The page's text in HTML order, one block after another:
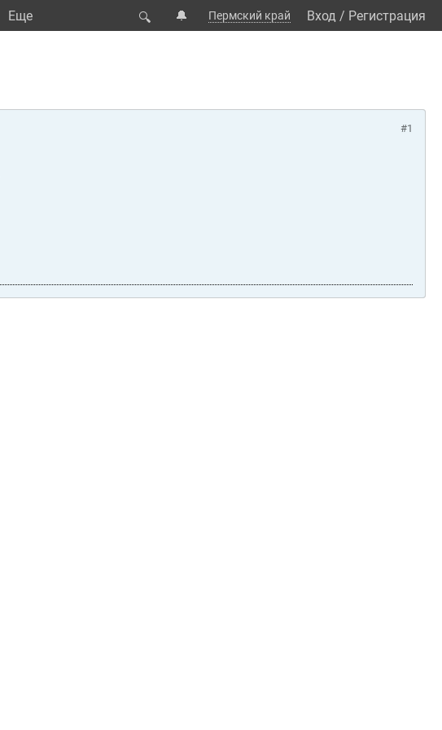
Eще 🔍 🔔 Пермский край Вход / Регистрация
#1